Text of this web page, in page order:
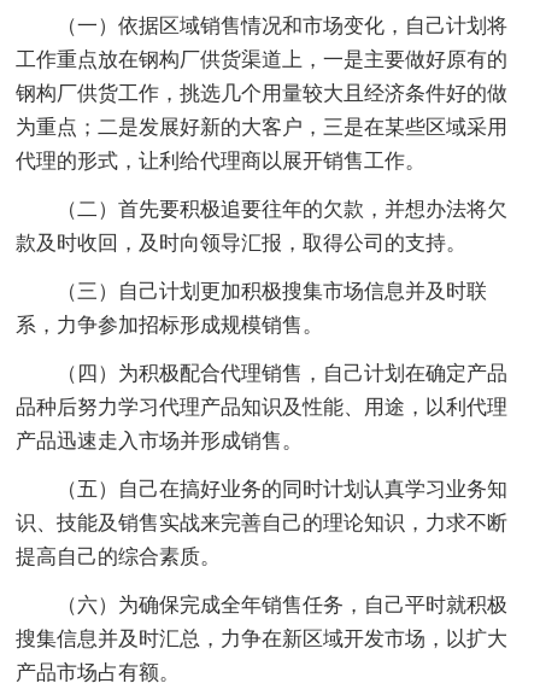
（一）依据区域销售情况和市场变化，自己计划将
工作重点放在钢构厂供货渠道上，一是主要做好原有的
钢构厂供货工作，挑选几个用量较大且经济条件好的做
为重点；二是发展好新的大客户，三是在某些区域采用
代理的形式，让利给代理商以展开销售工作。
（二）首先要积极追要往年的欠款，并想办法将欠
款及时收回，及时向领导汇报，取得公司的支持。
（三）自己计划更加积极搜集市场信息并及时联
系，力争参加招标形成规模销售。
（四）为积极配合代理销售，自己计划在确定产品
品种后努力学习代理产品知识及性能、用途，以利代理
产品迅速走入市场并形成销售。
（五）自己在搞好业务的同时计划认真学习业务知
识、技能及销售实战来完善自己的理论知识，力求不断
提高自己的综合素质。
（六）为确保完成全年销售任务，自己平时就积极
搜集信息并及时汇总，力争在新区域开发市场，以扩大
产品市场占有额。